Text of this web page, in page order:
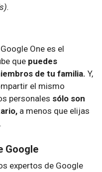
One es el
que puedes
de tu familia. Y,
el mismo
personales sólo son
a menos que elijas
Google
expertos de Google